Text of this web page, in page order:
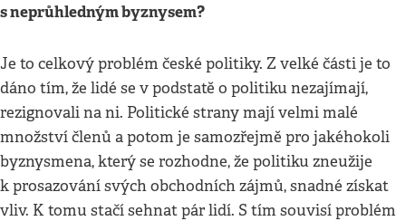
s neprůhledným byznysem?
Je to celkový problém české politiky. Z velké části je to
dáno tím, že lidé se v podstatě o politiku nezajímají,
rezignovali na ni. Politické strany mají velmi malé
množství členů a potom je samozřejmě pro jakéhokoli
byznysmena, který se rozhodne, že politiku zneužije
k prosazování svých obchodních zájmů, snadné získat
vliv. K tomu stačí sehnat pár lidí. S tím souvisí problém